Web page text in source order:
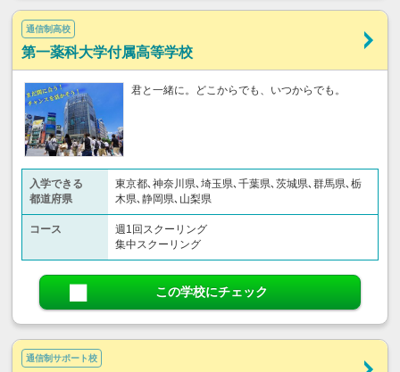
通信制高校
第一薬科大学付属高等学校
君と一緒に。どこからでも、いつからでも。
入学できる
都道府県
東京都､神奈川県､埼玉県､千葉県､茨城県､群馬県､栃
木県､静岡県､山梨県
コース
週1回スクーリング
集中スクーリング
この学校にチェック
通信制サポート校